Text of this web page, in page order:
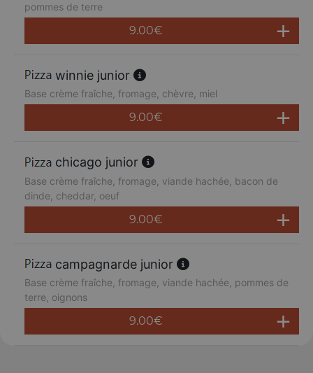
pommes de terre
9.00€
winnie junior
Base crème fraîche, fromage, chèvre, miel
9.00€
chicago junior
Base crème fraîche, fromage, viande hachée, bacon de
dinde, cheddar, oeuf
9.00€
campagnarde junior
Base crème fraîche, fromage, viande hachée, pommes de
terre, oignons
9.00€